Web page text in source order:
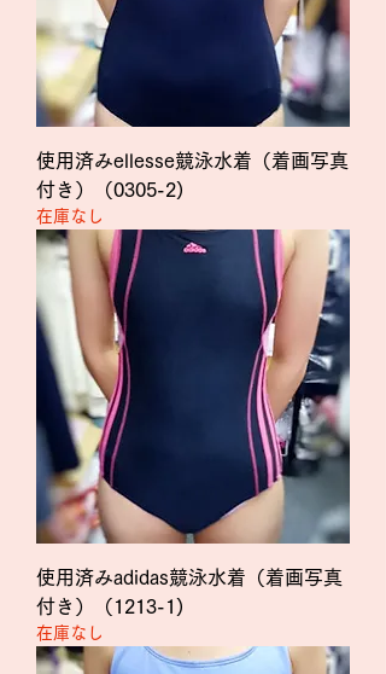
使用済みellesse競泳水着（着画写真
付き）（0305-2)
在庫なし
使用済みadidas競泳水着（着画写真
付き）（1213-1)
在庫なし